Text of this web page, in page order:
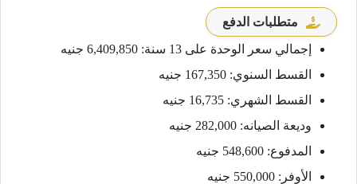
متطلبات الدفع
إجمالي سعر الوحدة على 13 سنة: 6,409,850 جنيه
القسط السنوي: 167,350 جنيه
القسط الشهري: 16,735 جنيه
وديعة الصيانه: 282,000 جنيه
المدفوع: 548,600 جنيه
الأوفر: 550,000 جنيه